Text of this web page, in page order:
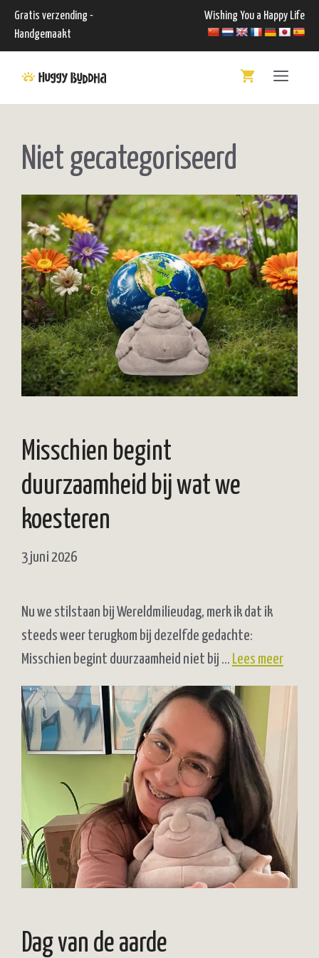
naar
inhoud
Gratis verzending -
Handgemaakt
Wishing You a Happy Life
Menu
Niet gecategoriseerd
Misschien begint
duurzaamheid bij wat we
koesteren
3 juni 2026
Nu we stilstaan bij Wereldmilieudag, merk ik dat ik
steeds weer terugkom bij dezelfde gedachte:
Misschien begint duurzaamheid niet bij … Lees meer
Dag van de aarde